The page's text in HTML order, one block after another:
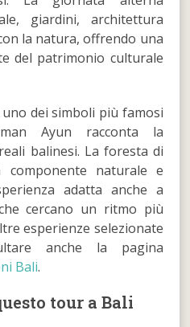
giardini, architettura
la natura, offrendo una
del patrimonio culturale
dei simboli più famosi
Ayun racconta la
balinesi. La foresta di
componente naturale e
adatta anche a
cercano un ritmo più
esperienze selezionate
anche la pagina
Bali.
tour a Bali